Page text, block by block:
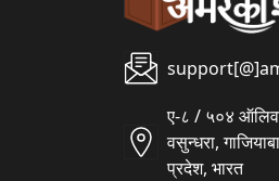
ए-८ / ५०४ ऑलिव
वसुन्धरा,
प्रदेश, भारत